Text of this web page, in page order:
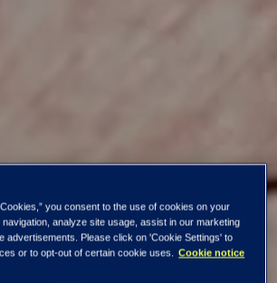
you consent to the use of cookies on your
analyze site usage, assist in our marketing
advertisements. Please click on 'Cookie Settings' to
or to opt-out of certain cookie uses.
Cookie notice